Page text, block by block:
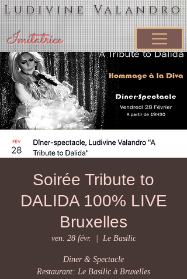
Ludivine Valandro
Imitatrice
Soirée Tribute to
DALIDA 100% LIVE
Bruxelles
ven. 28 févr. Le Basilic
Diner & Spectacle
Restaurant: Le Basilic à Bruxelles